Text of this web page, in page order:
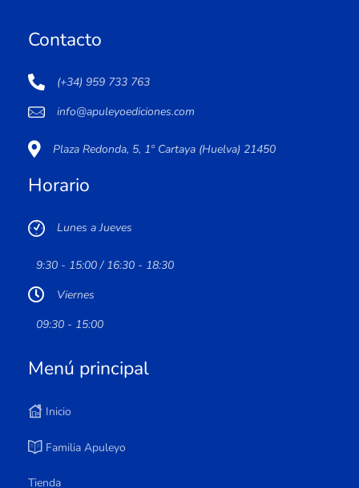
Contacto
(+34) 959 733 763
info@apuleyoediciones.com
Plaza Redonda, 5, 1º Cartaya (Huelva) 21450
Horario
Lunes a Jueves
9:30 - 15:00 / 16:30 - 18:30
Viernes
09:30 - 15:00
Menú principal
Inicio
Familia Apuleyo
Tienda